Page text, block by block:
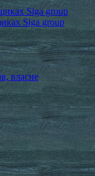
Siga group
Siga group
власне